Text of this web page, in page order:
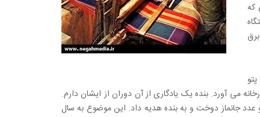
که
پتو
کارخانه می آورد. بنده یک یادگاری از آن دوران از ایشان دارم.
عدد جانماز دوخت و به بنده هدیه داد. این موضوع به سال